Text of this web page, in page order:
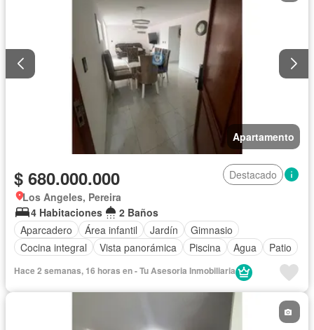
Apartamento
$ 680.000.000
Destacado
Los Angeles, Pereira
4 Habitaciones
2 Baños
Aparcadero
Área infantil Jardín
Gimnasio
Cocina integral
Vista panorámica Piscina Agua Patio
Hace 2 semanas, 16 horas en - Tu Asesoria Inmobiliaria